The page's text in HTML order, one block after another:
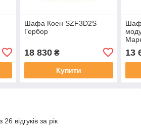
Шафа Коен SZF3D2S
Гербор
18 830₴
Купити
13
відгуків за рік